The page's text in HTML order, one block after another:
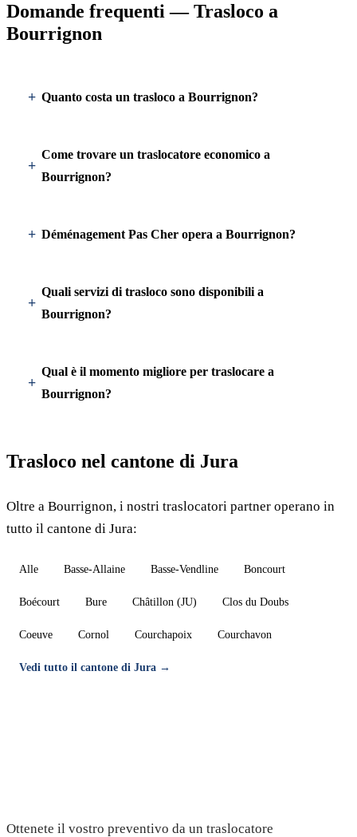
Domande frequenti — Trasloco a
Bourrignon
Quanto costa un trasloco a Bourrignon?
Come trovare un traslocatore economico a
Bourrignon?
Déménagement Pas Cher opera a Bourrignon?
Quali servizi di trasloco sono disponibili a
Bourrignon?
Qual è il momento migliore per traslocare a
Bourrignon?
Trasloco nel cantone di Jura
Oltre a Bourrignon, i nostri traslocatori partner operano in
tutto il cantone di Jura:
Alle Basse-Allaine Basse-Vendline Boncourt
Boécourt Bure Châtillon (JU) Clos du Doubs
Coeuve Cornol Courchapoix Courchavon
Vedi tutto il cantone di Jura →
Ottenete il vostro preventivo da un traslocatore